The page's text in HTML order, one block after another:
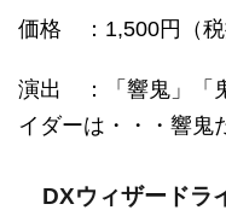
価格 ：1,500円（税
演出 ：「響鬼」「
イダーは・・・響鬼
DXウィザードラ